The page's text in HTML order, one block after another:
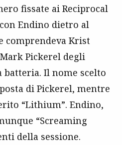
fissate ai Reciprocal
Endino dietro al
comprendeva Krist
Pickerel degli
batteria. Il nome scelto
di Pickerel, mentre
“Lithium”. Endino,
“Screaming
della sessione.